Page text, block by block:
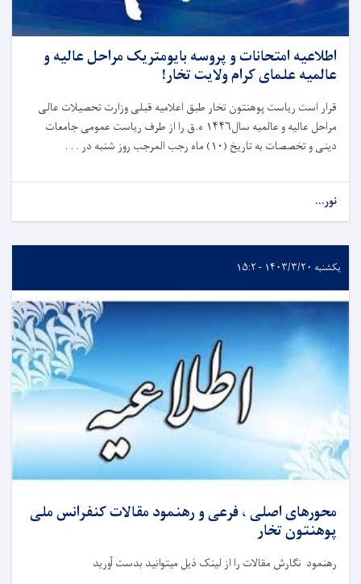
اطلاعیه امتحانات و پروسه بایومتریک مراحل عالیه و
عالمیه علمای کرام ولایت تخار!
قرار است ریاست پوهنتون تخار طبق اعلامیه قبلی وزارت تحصیلات عالی
مراحل عالیه و عالمیه سال۱۴۴۶ ه.ق را از طرف ریاست عمومی جامعات
دینی و تخصصات به تاریخ (۱۰) ماه رجب المرجب روز شنبه در . . .
نور...
یکشنبه ۱۴۰۳/۳/۲۰ - ۱۵:۲
محورهای اصلی ، فرعی و رهنمود مقالات کنفرانس ملی
پوهنتون تخار
رهنمود نگارش مقالات را از لینک ذیل میتوانید بدست آورید